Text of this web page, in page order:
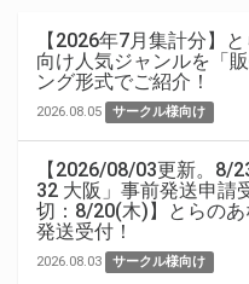
【2026年7月集計分】
向け人気ジャンルを「
ング形式でご紹介！
2026.08.05 サークル様向け
【2026/08/03更新。8/
32 大阪」事前発送申請
切：8/20(木)】とらの
発送受付！
2026.08.03 サークル様向け